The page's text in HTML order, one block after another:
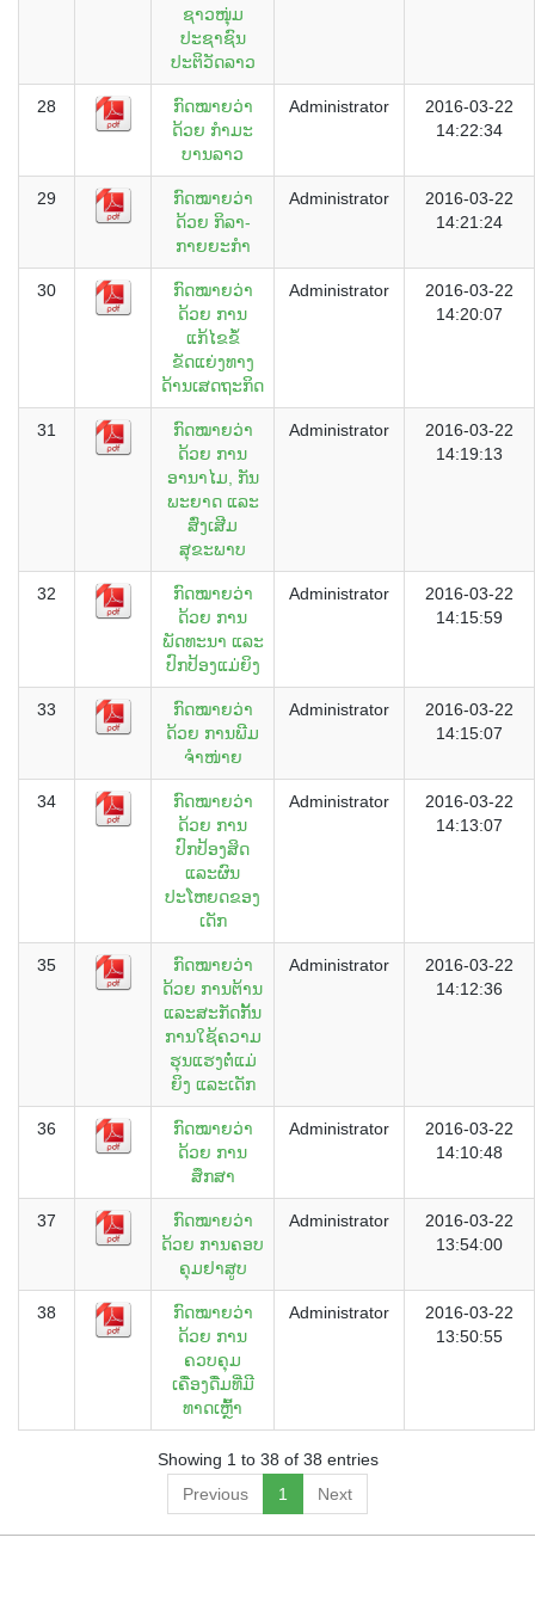
ຊາວໜຸ່ມ
ປະຊາຊົນ
ປະຕິວັດລາວ
28
ກົດໝາຍວ່າ
ດ້ວຍ ກໍາມະ
ບານລາວ
Administrator
2016-03-22
14:22:34
29
ກົດໝາຍວ່າ
ດ້ວຍ ກິລາ-
ກາຍຍະກຳ
Administrator
2016-03-22
14:21:24
30
ກົດໝາຍວ່າ
ດ້ວຍ ການ
ແກ້ໄຂຂໍ້
ຂັດແຍ່ງທາງ
ດ້ານເສດຖະກິດ
Administrator
2016-03-22
14:20:07
31
ກົດໝາຍວ່າ
ດ້ວຍ ການ
ອານາໄມ, ກັນ
ພະຍາດ ແລະ
ສົ່ງເສີມ
ສຸຂະພາບ
Administrator
2016-03-22
14:19:13
32
ກົດໝາຍວ່າ
ດ້ວຍ ການ
ພັດທະນາ ແລະ
ປົກປ້ອງແມ່ຍິງ
Administrator
2016-03-22
14:15:59
33
ກົດໝາຍວ່າ
ດ້ວຍ ການພີມ
ຈໍາໜ່າຍ
Administrator
2016-03-22
14:15:07
34
ກົດໝາຍວ່າ
ດ້ວຍ ການ
ປົກປ້ອງສິດ
ແລະຜົນ
ປະໂຫຍດຂອງ
ເດັກ
Administrator
2016-03-22
14:13:07
35
ກົດໝາຍວ່າ
ດ້ວຍ ການຕ້ານ
ແລະສະກັດກັ້ນ
ການໃຊ້ຄວາມ
ຮຸນແຮງຕໍ່ແມ່
ຍິງ ແລະເດັກ
Administrator
2016-03-22
14:12:36
36
ກົດໝາຍວ່າ
ດ້ວຍ ການ
ສຶກສາ
Administrator
2016-03-22
14:10:48
37
ກົດໝາຍວ່າ
ດ້ວຍ ການຄອບ
ຄຸມຢາສູບ
Administrator
2016-03-22
13:54:00
38
ກົດໝາຍວ່າ
ດ້ວຍ ການ
ຄວບຄຸມ
ເຄື່ອງດື່ມທີ່ມີ
ທາດເຫຼົ້າ
Administrator
2016-03-22
13:50:55
Showing 1 to 38 of 38 entries
Previous
1 Next